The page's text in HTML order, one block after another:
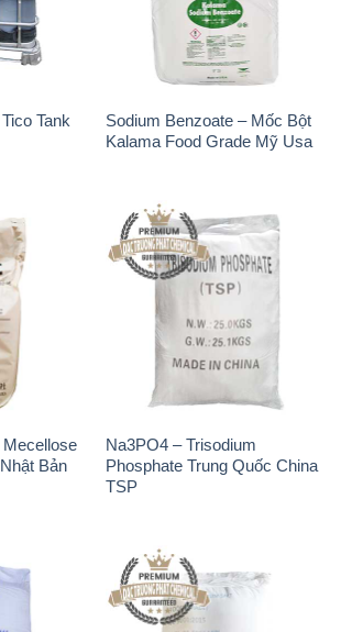
Tank
Sodium Benzoate – Mốc Bột
Kalama Food Grade Mỹ Usa
Bản
Na3PO4 – Trisodium
Phosphate Trung Quốc China
TSP